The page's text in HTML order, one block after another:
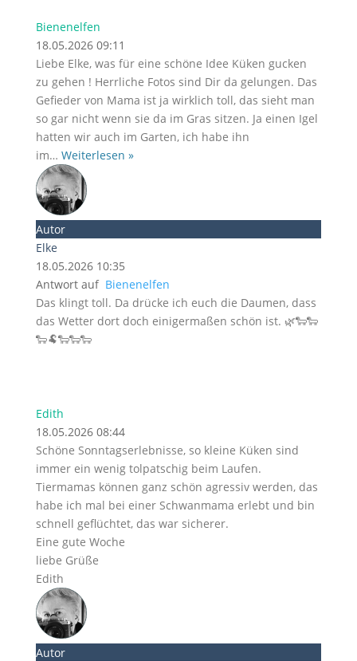
Bienenelfen
18.05.2026 09:11
Liebe Elke, was für eine schöne Idee Küken gucken
zu gehen ! Herrliche Fotos sind Dir da gelungen. Das
Gefieder von Mama ist ja wirklich toll, das sieht man
so gar nicht wenn sie da im Gras sitzen. Ja einen Igel
hatten wir auch im Garten, ich habe ihn
im… Weiterlesen »
Autor
Elke
18.05.2026 10:35
Antwort auf Bienenelfen
Das klingt toll. Da drücke ich euch die Daumen, dass
das Wetter dort doch einigermaßen schön ist. 🌿🐑🐑
🐑🐏🐑🐑🐑
Edith
18.05.2026 08:44
Schöne Sonntagserlebnisse, so kleine Küken sind
immer ein wenig tolpatschig beim Laufen.
Tiermamas können ganz schön agressiv werden, das
habe ich mal bei einer Schwanmama erlebt und bin
schnell geflüchtet, das war sicherer.
Eine gute Woche
liebe Grüße
Edith
Autor